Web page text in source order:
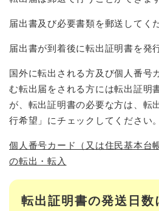
届出書及び必要書類を郵送してく
届出書が到着後に転出証明書を発
国外に転出される方及び個人番号
む転出届をされる方には転出証明
が、転出証明書の必要な方は、転
行希望」にチェックしてください。
個人番号カード（又は住民基本台
の転出・転入
転出証明書の発送日数